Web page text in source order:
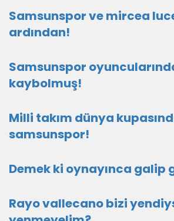
Samsunspor ve mircea
ardından!
Samsunspor
kaybolmuş!
Milli takım dünya
samsunspor!
Demek ki oynayınca galip
Rayo vallecano bizi